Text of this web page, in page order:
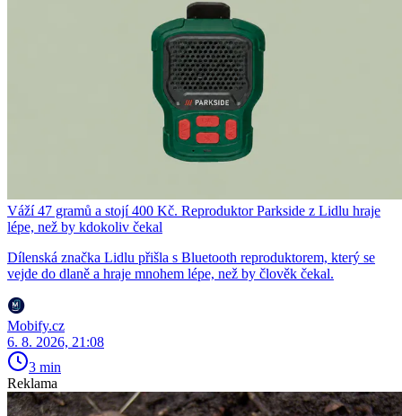
Váží 47 gramů a stojí 400 Kč. Reproduktor Parkside z Lidlu hraje
lépe, než by kdokoliv čekal
Dílenská značka Lidlu přišla s Bluetooth reproduktorem, který se
vejde do dlaně a hraje mnohem lépe, než by člověk čekal.
Mobify.cz
6. 8. 2026, 21:08
3 min
Reklama